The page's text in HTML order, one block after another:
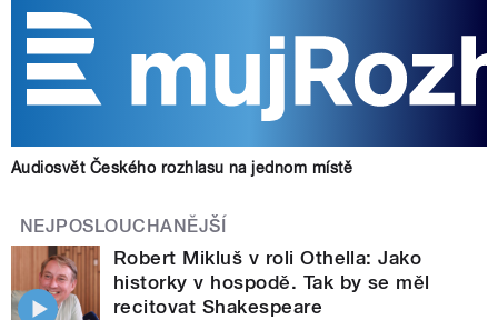
Audiosvět Českého rozhlasu na jednom místě
NEJPOSLOUCHANĚJŠÍ
Robert Mikluš v roli Othella: Jako
historky v hospodě. Tak by se měl
recitovat Shakespeare